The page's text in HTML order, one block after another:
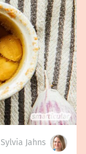
Sylvia Jahns